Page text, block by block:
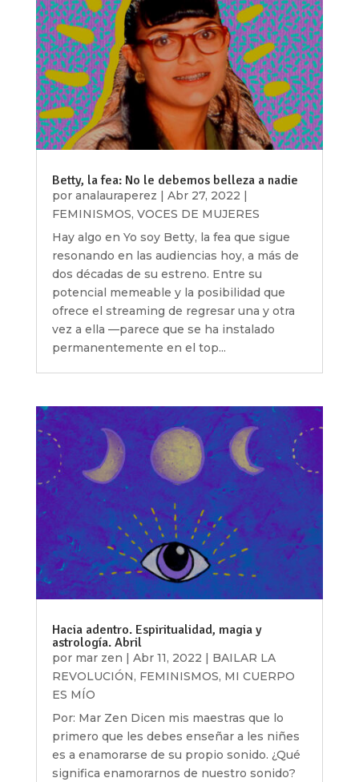
Betty, la fea: No le debemos belleza a nadie
por analauraperez | Abr 27, 2022 |
FEMINISMOS, VOCES DE MUJERES
Hay algo en Yo soy Betty, la fea que sigue
resonando en las audiencias hoy, a más de
dos décadas de su estreno. Entre su
potencial memeable y la posibilidad que
ofrece el streaming de regresar una y otra
vez a ella —parece que se ha instalado
permanentemente en el top...
Hacia adentro. Espiritualidad, magia y
astrología. Abril
por mar zen Abr 11, 2022
BAILAR LA
REVOLUCIÓN, FEMINISMOS, MI CUERPO
ES MÍO
Por: Mar Zen Dicen mis maestras que lo
primero que les debes enseñar a les niñes
es a enamorarse de su propio sonido. ¿Qué
significa enamorarnos de nuestro sonido?